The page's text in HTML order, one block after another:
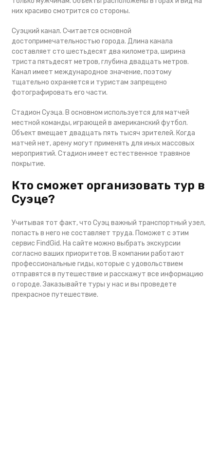
них красиво смотрится со стороны.
Суэцкий канал. Считается основной
достопримечательностью города. Длина канала
составляет сто шестьдесят два километра, ширина
триста пятьдесят метров, глубина двадцать метров.
Канал имеет международное значение, поэтому
тщательно охраняется и туристам запрещено
фотографировать его части.
Стадион Суэца. В основном используется для матчей
местной команды, играющей в американский футбол.
Объект вмещает двадцать пять тысяч зрителей. Когда
матчей нет, арену могут применять для иных массовых
мероприятий. Стадион имеет естественное травяное
покрытие.
Кто сможет организовать тур в
Суэце?
Учитывая тот факт, что Суэц важный транспортный узел,
попасть в него не составляет труда. Поможет с этим
сервис FindGid. На сайте можно выбрать экскурсии
согласно ваших приоритетов. В компании работают
профессиональные гиды, которые с удовольствием
отправятся в путешествие и расскажут все информацию
о городе. Заказывайте туры у нас и вы проведете
прекрасное путешествие.